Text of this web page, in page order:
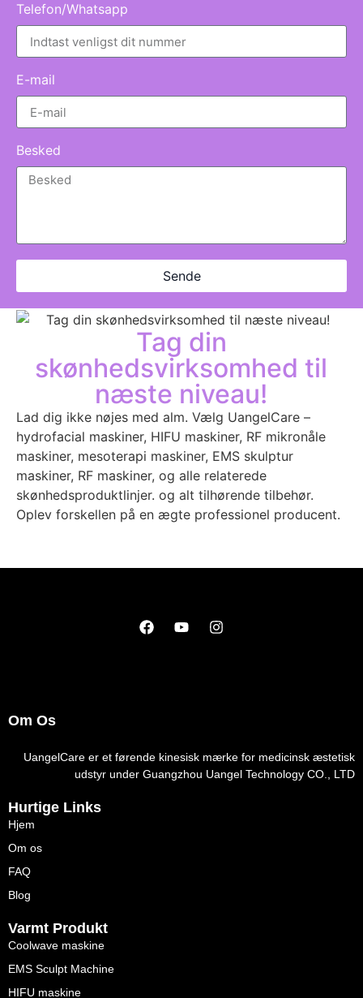
Telefon/Whatsapp
E-mail
Besked
Sende
Tag din
skønhedsvirksomhed til
næste niveau!
Lad dig ikke nøjes med alm. Vælg UangelCare –
hydrofacial maskiner, HIFU maskiner, RF mikronåle
maskiner, mesoterapi maskiner, EMS skulptur
maskiner, RF maskiner, og alle relaterede
skønhedsproduktlinjer. og alt tilhørende tilbehør.
Oplev forskellen på en ægte professionel producent.
Om Os
UangelCare er et førende kinesisk mærke for medicinsk æstetisk
udstyr under Guangzhou Uangel Technology CO., LTD
Hurtige Links
Hjem
Om os
FAQ
Blog
Varmt Produkt
Coolwave maskine
EMS Sculpt Machine
HIFU maskine